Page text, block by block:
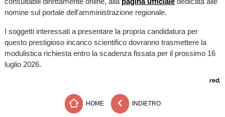
nomine sul portale dell'amministrazione regionale.
I soggetti interessati a presentare la propria candidatura per
questo prestigioso incarico scientifico dovranno trasmettere la
modulistica richiesta entro la scadenza fissata per il prossimo 16
luglio 2026.
red.
HOME INDIETRO